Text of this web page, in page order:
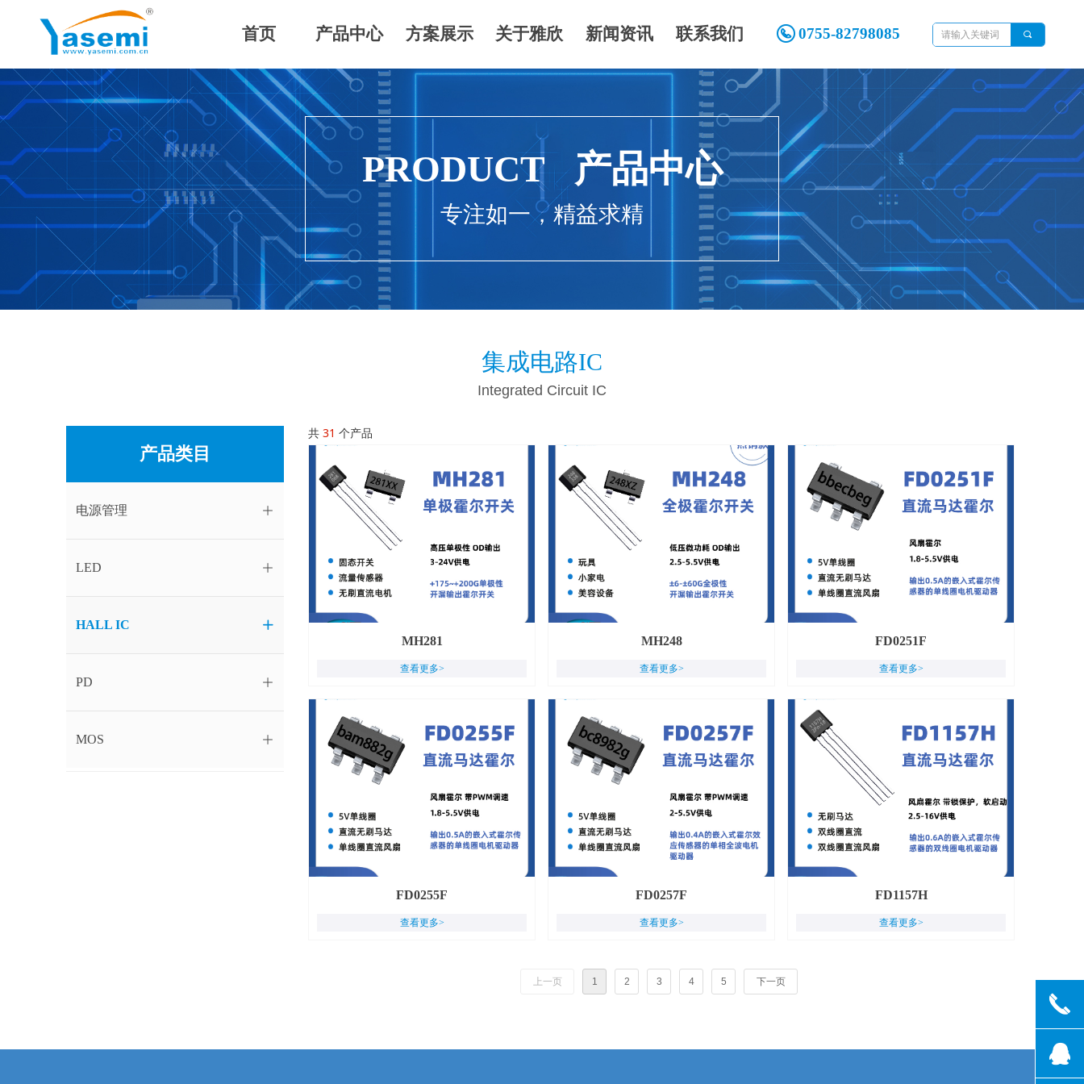
首页 产品中心 方案展示 关于雅欣 新闻资讯 联系我们 0755-82798085 끠
共 31 个产品
MH281
查看更多>
MH248
查看更多>
FD0251F
查看更多>
FD0255F
查看更多>
FD0257F
查看更多>
FD1157H
查看更多>
上一页 1 2 3 4 5 下一页
集成电路IC
Integrated Circuit IC
产品类目
ꄶ
电源管理
ꄶ
LED
ꄶ
HALL IC
ꄶ
PD
ꄶ
MOS
PRODUCT 产品中心
专注如一，精益求精
끅
뀩